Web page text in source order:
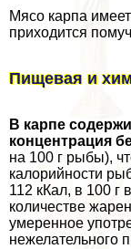
Мясо карпа
приходится
Пищевая и
В карпе
концентрация
на 100 г рыбы),
калорийности
112 кКал, в 100 г
количестве
умеренное
нежелательного